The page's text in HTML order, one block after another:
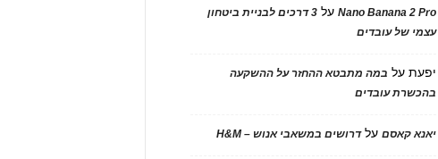
Nano Banana 2 Proעל
3 דרכים לבניית ביטחון
עצמי של עובדים
יפעתעל במה מתבטא ההחזר על ההשקעה
בהכשרת עובדים
יאנא קאסםעלדרושים במשאבי אנוש – H&M